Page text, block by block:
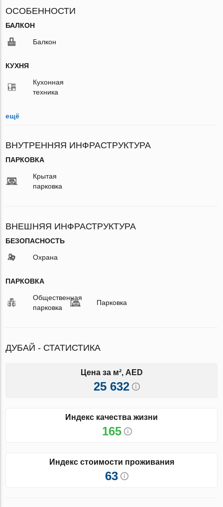
ОСОБЕННОСТИ
БАЛКОН
Балкон
КУХНЯ
Кухонная
техника
ещё
ВНУТРЕННЯЯ ИНФРАСТРУКТУРА
ПАРКОВКА
Крытая
парковка
ВНЕШНЯЯ ИНФРАСТРУКТУРА
БЕЗОПАСНОСТЬ
Охрана
ПАРКОВКА
Общественная
парковка
Парковка
ДУБАЙ - СТАТИСТИКА
Цена за м², AED
25 632
Индекс качества жизни
165
Индекс стоимости проживания
63